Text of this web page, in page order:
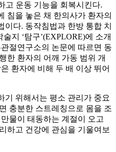
고 운동 기능을 회복시킨다.
침을 놓은 채 한의사가 환자의
다. 동작침법과 한방 통합 치
지 ‘탐구’(EXPLORE)에 소개
절연구소의 논문에 따르면 동
한 환자의 어깨 가동 범위 개
환자에 비해 두 배 이상 뛰어
기 위해서는 평소 관리가 중요
충분한 스트레칭으로 몸을 조
물이 태동하는 계절이 오고
하고 건강에 관심을 기울여보